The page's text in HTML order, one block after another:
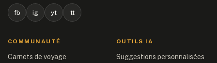
fb ig yt tt
COMMUNAUTÉ
Carnets de voyage
OUTILS IA
Suggestions personnalisées